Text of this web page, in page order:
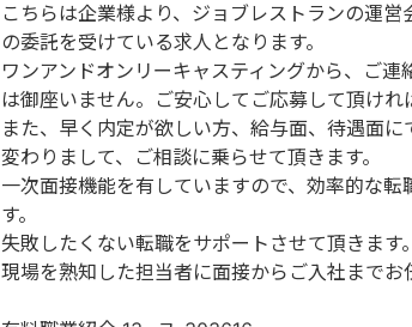
こちらは企業様より、ジョブレストランの運
の委託を受けている求人となります。
ワンアンドオンリーキャスティングから、ご
は御座いません。ご安心してご応募して頂けれ
また、早く内定が欲しい方、給与面、待遇面
変わりまして、ご相談に乗らせて頂きます。
一次面接機能を有していますので、効率的な
す。
失敗したくない転職をサポートさせて頂きま
現場を熟知した担当者に面接からご入社までお